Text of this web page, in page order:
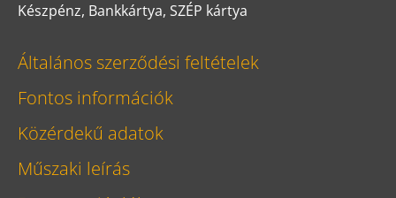
Készpénz, Bankkártya, SZÉP kártya
Általános szerződési feltételek
Fontos információk
Közérdekű adatok
Műszaki leírás